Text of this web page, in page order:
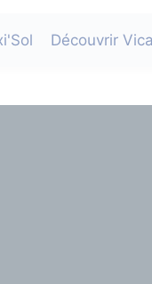
Découvrir